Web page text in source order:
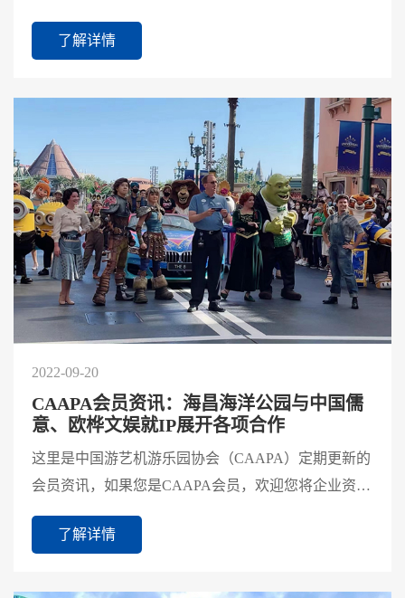
评估,英文全称是Design Risk Assessment (DRA)。
GB8408-201...
了解详情
2022-09-20
CAAPA会员资讯：海昌海洋公园与中国儒
意、欧桦文娱就IP展开各项合作
这里是中国游艺机游乐园协会（CAAPA）定期更新的
会员资讯，如果您是CAAPA会员，欢迎您将企业资讯
发送至CAAPA宣传部微信（18810272514）进行投
稿；如果您想成为CA...
了解详情